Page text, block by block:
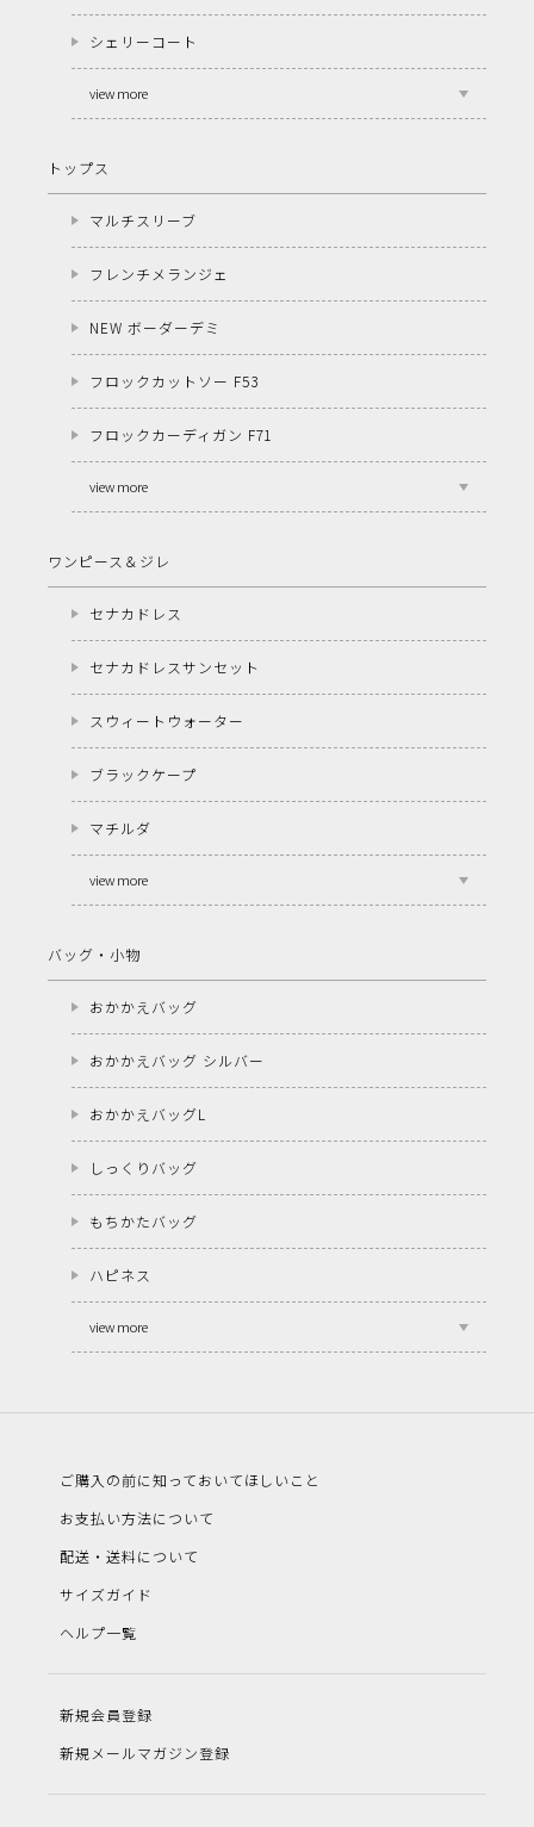
シェリーコート
view more
トップス
マルチスリーブ
フレンチメランジェ
NEW ボーダーデミ
フロックカットソー F53
フロックカーディガン F71
view more
ワンピース＆ジレ
セナカドレス
セナカドレスサンセット
スウィートウォーター
ブラックケープ
マチルダ
view more
バッグ・小物
おかかえバッグ
おかかえバッグ シルバー
おかかえバッグL
しっくりバッグ
もちかたバッグ
ハピネス
view more
ご購入の前に知っておいてほしいこと
お支払い方法について
配送・送料について
サイズガイド
ヘルプ一覧
新規会員登録
新規メールマガジン登録